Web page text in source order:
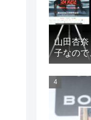
山田杏
子なの
と」映